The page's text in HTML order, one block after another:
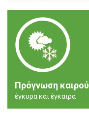
Πρόγνωση καιρού
έγκυρα και έγκαιρα